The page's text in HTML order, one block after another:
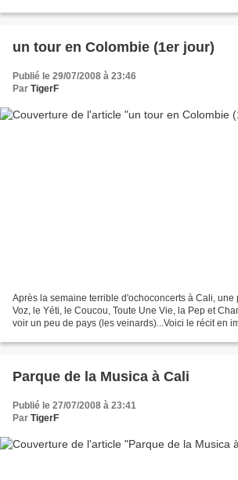
un tour en Colombie (1er jour)
Publié le 29/07/2008 à 23:46
Par TigerF
Après la semaine terrible d'ochoconcerts à Cali, une
Voz, le Yéti, le Coucou, Toute Une Vie, la Pep et
voir un peu de pays (les veinards)...Voici le récit en
Parque de la Musica à Cali
Publié le 27/07/2008 à 23:41
Par TigerF